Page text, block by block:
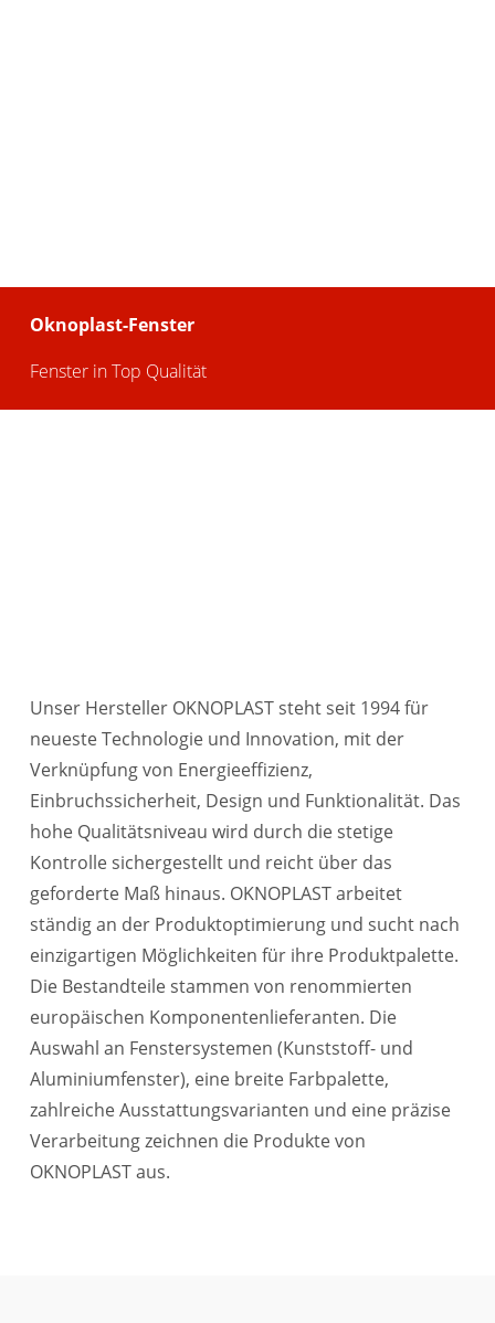
Oknoplast-Fenster
Fenster in Top Qualität
Unser Hersteller OKNOPLAST steht seit 1994 für
neueste Technologie und Innovation, mit der
Verknüpfung von Energieeffizienz,
Einbruchssicherheit, Design und Funktionalität. Das
hohe Qualitätsniveau wird durch die stetige
Kontrolle sichergestellt und reicht über das
geforderte Maß hinaus. OKNOPLAST arbeitet
ständig an der Produktoptimierung und sucht nach
einzigartigen Möglichkeiten für ihre Produktpalette.
Die Bestandteile stammen von renommierten
europäischen Komponentenlieferanten. Die
Auswahl an Fenstersystemen (Kunststoff- und
Aluminiumfenster), eine breite Farbpalette,
zahlreiche Ausstattungsvarianten und eine präzise
Verarbeitung zeichnen die Produkte von
OKNOPLAST aus.